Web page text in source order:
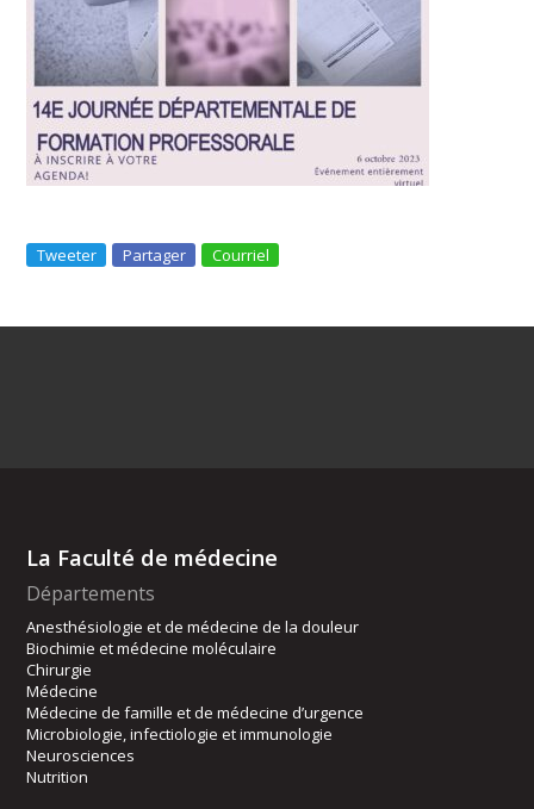
Tweeter Partager Courriel
La Faculté de médecine
Départements
Anesthésiologie et de médecine de la douleur
Biochimie et médecine moléculaire
Chirurgie
Médecine
Médecine de famille et de médecine d’urgence
Microbiologie, infectiologie et immunologie
Neurosciences
Nutrition